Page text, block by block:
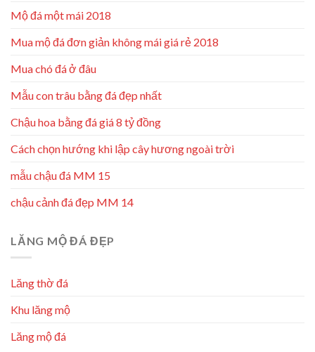
Mộ đá một mái 2018
Mua mộ đá đơn giản không mái giá rẻ 2018
Mua chó đá ở đâu
Mẫu con trâu bằng đá đẹp nhất
Chậu hoa bằng đá giá 8 tỷ đồng
Cách chọn hướng khi lập cây hương ngoài trời
mẫu chậu đá MM 15
chậu cảnh đá đẹp MM 14
LĂNG MỘ ĐÁ ĐẸP
Lăng thờ đá
Khu lăng mộ
Lăng mộ đá